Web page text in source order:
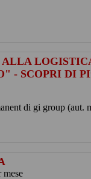
ALLA
- SCOPRI DI
di gi group (aut.
mese